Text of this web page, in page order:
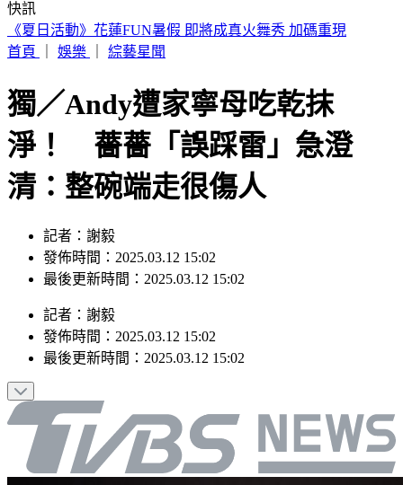
快訊
188萬《龍藏經》賣掉了！大戶不甩7折 店員爆「付現買原
價」
獨／Andy遭家寧母吃乾抹
淨！ 薔薔「誤踩雷」急澄
清：整碗端走很傷人
記者：謝毅
發佈時間：2025.03.12 15:02
記者：謝毅
發佈時間：2025.03.12 15:02